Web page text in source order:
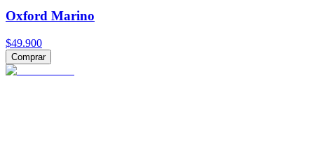
Oxford Marino
$49.900
Comprar